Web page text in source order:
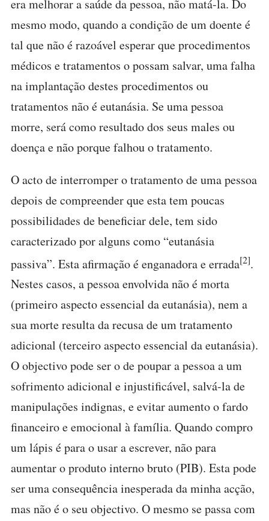
era melhorar a saúde da pessoa, não matá-la. Do
mesmo modo, quando a condição de um doente é
tal que não é razoável esperar que procedimentos
médicos e tratamentos o possam salvar, uma falha
na implantação destes procedimentos ou
tratamentos não é eutanásia. Se uma pessoa
morre, será como resultado dos seus males ou
doença e não porque falhou o tratamento.
O acto de interromper o tratamento de uma pessoa
depois de compreender que esta tem poucas
possibilidades de beneficiar dele, tem sido
caracterizado por alguns como “eutanásia
passiva”. Esta afirmação é enganadora e errada[2].
Nestes casos, a pessoa envolvida não é morta
(primeiro aspecto essencial da eutanásia), nem a
sua morte resulta da recusa de um tratamento
adicional (terceiro aspecto essencial da eutanásia).
O objectivo pode ser o de poupar a pessoa a um
sofrimento adicional e injustificável, salvá-la de
manipulações indignas, e evitar aumento o fardo
financeiro e emocional à família. Quando compro
um lápis é para o usar a escrever, não para
aumentar o produto interno bruto (PIB). Esta pode
ser uma consequência inesperada da minha acção,
mas não é o seu objectivo. O mesmo se passa com